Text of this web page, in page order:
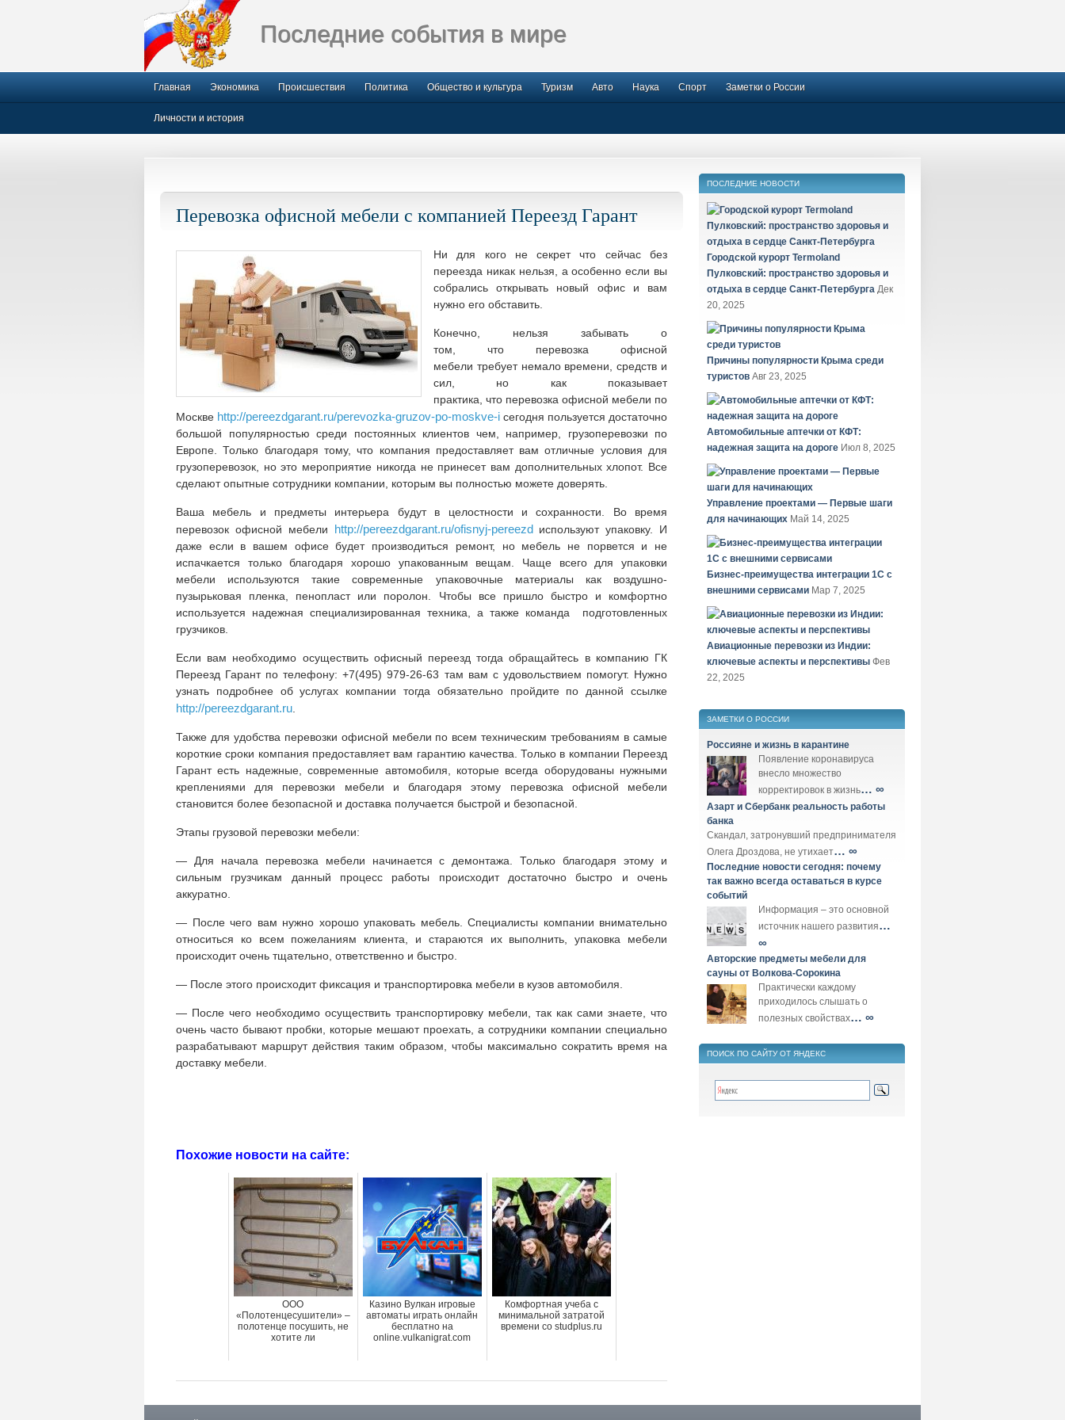
Последние события в мире
Главная Экономика Происшествия Политика Общество и культура Туризм Авто Наука Спорт Заметки о России
Личности и история
Перевозка офисной мебели с компанией Переезд Гарант
Ни для кого не секрет что сейчас без
переезда никак нельзя, а особенно если вы
собрались открывать новый офис и вам
нужно его обставить.
Конечно, нельзя забывать о
том, что перевозка офисной
мебели требует немало времени, средств и
сил, но как показывает
практика, что перевозка офисной мебели по
Москве http://pereezdgarant.ru/perevozka-gruzov-po-moskve-i сегодня пользуется достаточно
большой популярностью среди постоянных клиентов чем, например, грузоперевозки по
Европе. Только благодаря тому, что компания предоставляет вам отличные условия для
грузоперевозок, но это мероприятие никогда не принесет вам дополнительных хлопот. Все
сделают опытные сотрудники компании, которым вы полностью можете доверять.
Ваша мебель и предметы интерьера будут в целостности и сохранности. Во время
перевозок офисной мебели http://pereezdgarant.ru/ofisnyj-pereezd используют упаковку. И
даже если в вашем офисе будет производиться ремонт, но мебель не порвется и не
испачкается только благодаря хорошо упакованным вещам. Чаще всего для упаковки
мебели используются такие современные упаковочные материалы как воздушно-
пузырьковая пленка, пенопласт или поролон. Чтобы все пришло быстро и комфортно
используется надежная специализированная техника, а также команда подготовленных
грузчиков.
Если вам необходимо осуществить офисный переезд тогда обращайтесь в компанию ГК
Переезд Гарант по телефону: +7(495) 979-26-63 там вам с удовольствием помогут. Нужно
узнать подробнее об услугах компании тогда обязательно пройдите по данной ссылке
http://pereezdgarant.ru
Также для удобства перевозки офисной мебели по всем техническим требованиям в самые
короткие сроки компания предоставляет вам гарантию качества. Только в компании Переезд
Гарант есть надежные, современные автомобиля, которые всегда оборудованы нужными
креплениями для перевозки мебели и благодаря этому перевозка офисной мебели
становится более безопасной и доставка получается быстрой и безопасной.
Этапы грузовой перевозки мебели:
— Для начала перевозка мебели начинается с демонтажа. Только благодаря этому и
сильным грузчикам данный процесс работы происходит достаточно быстро и очень
аккуратно.
— После чего вам нужно хорошо упаковать мебель. Специалисты компании внимательно
относиться ко всем пожеланиям клиента, и стараются их выполнить, упаковка мебели
происходит очень тщательно, ответственно и быстро.
— После этого происходит фиксация и транспортировка мебели в кузов автомобиля.
— После чего необходимо осуществить транспортировку мебели, так как сами знаете, что
очень часто бывают пробки, которые мешают проехать, а сотрудники компании специально
разрабатывают маршрут действия таким образом, чтобы максимально сократить время на
доставку мебели.
Похожие новости на сайте:
ООО
«Полотенцесушители» –
полотенце посушить, не
хотите ли
Казино Вулкан игровые
автоматы играть онлайн
бесплатно на
online.vulkanigrat.com
Комфортная учеба с
минимальной затратой
времени со studplus.ru
ПОСЛЕДНИЕ НОВОСТИ
Городской курорт Termoland
Пулковский: пространство здоровья и
отдыха в сердце Санкт-Петербурга Дек
20, 2025
Причины популярности Крыма среди
туристов Авг 23, 2025
Автомобильные аптечки от КФТ:
надежная защита на дороге Июл 8, 2025
Управление проектами — Первые шаги
для начинающих Май 14, 2025
Бизнес-преимущества интеграции 1С с
внешними сервисами Мар 7, 2025
Авиационные перевозки из Индии:
ключевые аспекты и перспективы Фев
22, 2025
ЗАМЕТКИ О РОССИИ
Россияне и жизнь в карантине
Появление коронавируса
внесло множество
корректировок в жизнь… ∞
Азарт и Сбербанк реальность работы
банка
Скандал, затронувший предпринимателя
Олега Дроздова, не утихает… ∞
Последние новости сегодня: почему
так важно всегда оставаться в курсе
событий
Информация – это основной
источник нашего развития…
∞
Авторские предметы мебели для
сауны от Волкова-Сорокина
Практически каждому
приходилось слышать о
полезных свойствах… ∞
ПОИСК ПО САЙТУ ОТ ЯНДЕКС